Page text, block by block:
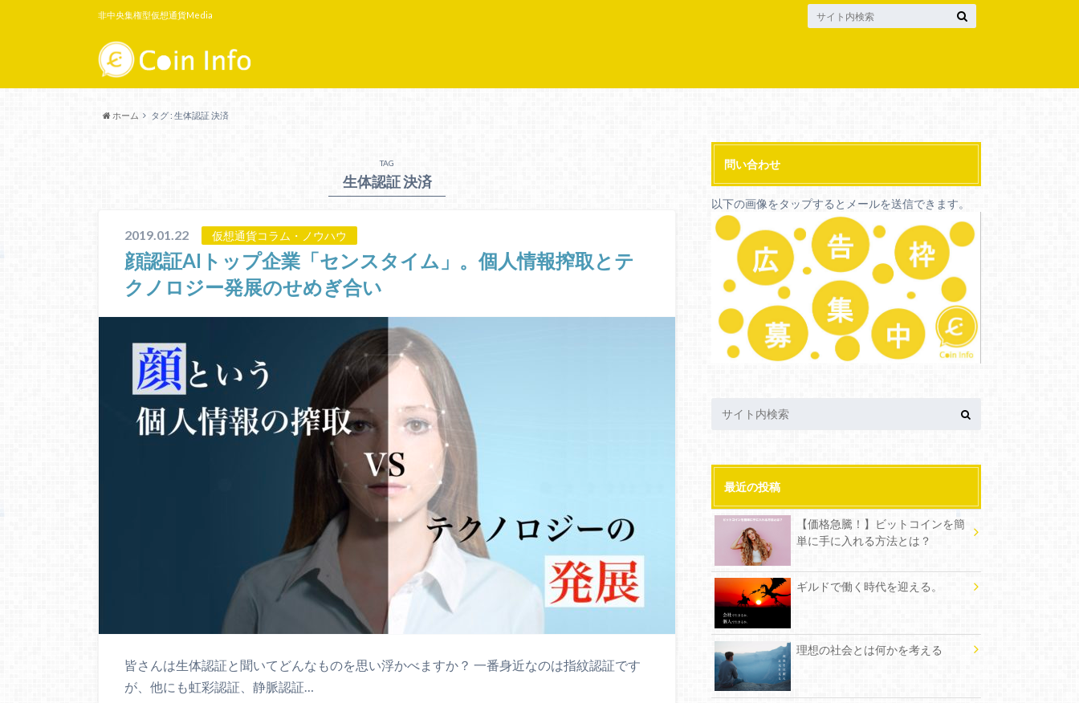
非中央集権型仮想通貨Media
ホーム タグ : 生体認証 決済
TAG
生体認証 決済
2019.01.22 仮想通貨コラム・ノウハウ
顔認証AIトップ企業「センスタイム」。個人情報搾取とテ
クノロジー発展のせめぎ合い
皆さんは生体認証と聞いてどんなものを思い浮かべますか？ 一番身近なのは指紋認証です
が、他にも虹彩認証、静脈認証…
問い合わせ
以下の画像をタップするとメールを送信できます。
最近の投稿
【価格急騰！】ビットコインを簡
単に手に入れる方法とは？
ギルドで働く時代を迎える。
理想の社会とは何かを考える